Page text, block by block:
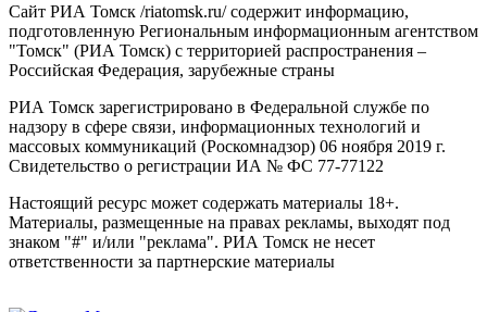
Сайт РИА Томск /riatomsk.ru/ содержит информацию,
подготовленную Региональным информационным агентством
"Томск" (РИА Томск) с территорией распространения –
Российская Федерация, зарубежные страны
РИА Томск зарегистрировано в Федеральной службе по
надзору в сфере связи, информационных технологий и
массовых коммуникаций (Роскомнадзор) 06 ноября 2019 г.
Свидетельство о регистрации ИА № ФС 77-77122
Настоящий ресурс может содержать материалы 18+.
Материалы, размещенные на правах рекламы, выходят под
знаком "#" и/или "реклама". РИА Томск не несет
ответственности за партнерские материалы